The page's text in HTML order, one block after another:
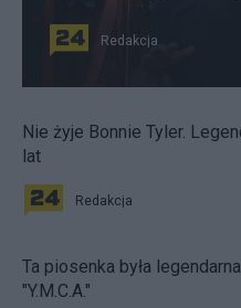
Redakcja
Nie żyje Bonnie Tyler.
lat
Redakcja
Ta piosenka była
"Y.M.C.A."